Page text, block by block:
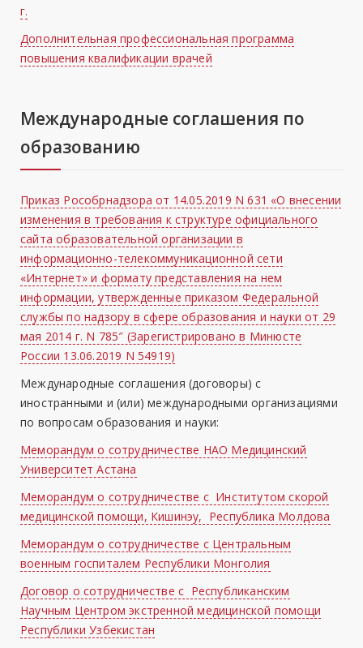
г.
Дополнительная профессиональная программа
повышения квалификации врачей
Международные соглашения по
образованию
Приказ Рособрнадзора от 14.05.2019 N 631 «О внесении
изменения в требования к структуре официального
сайта образовательной организации в
информационно-телекоммуникационной сети
«Интернет» и формату представления на нем
информации, утвержденные приказом Федеральной
службы по надзору в сфере образования и науки от 29
мая 2014 г. N 785″ (Зарегистрировано в Минюсте
России 13.06.2019 N 54919)
Международные соглашения (договоры) с
иностранными и (или) международными организациями
по вопросам образования и науки:
Меморандум о сотрудничестве НАО Медицинский
Университет Астана
Меморандум о сотрудничестве с Институтом скорой
медицинской помощи, Кишинэу, Республика Молдова
Меморандум о сотрудничестве с Центральным
военным госпиталем Республики Монголия
Договор о сотрудничестве с Республиканским
Научным Центром экстренной медицинской помощи
Республики Узбекистан